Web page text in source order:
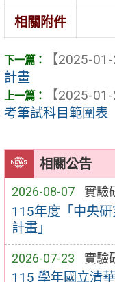
相關公告
2026-08-07 實驗
115年度「中央
計畫」
2026-07-23 實驗
115 學年國立清
相關附件
【2025-01-
計畫
【2025-01-
考筆試科目範圍表